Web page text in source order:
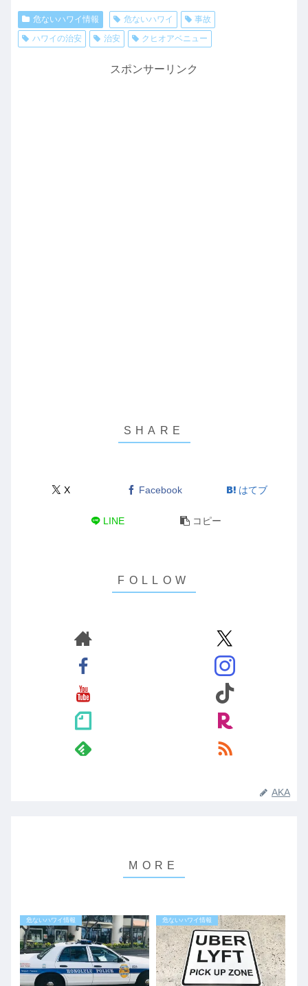
危ないハワイ情報 危ないハワイ
事故
ハワイの治安
治安 クヒオアベニュー
スポンサーリンク
X Facebook はてブ
LINE コピー
AKA
危ないハワイ情報 危ないハワイ情報